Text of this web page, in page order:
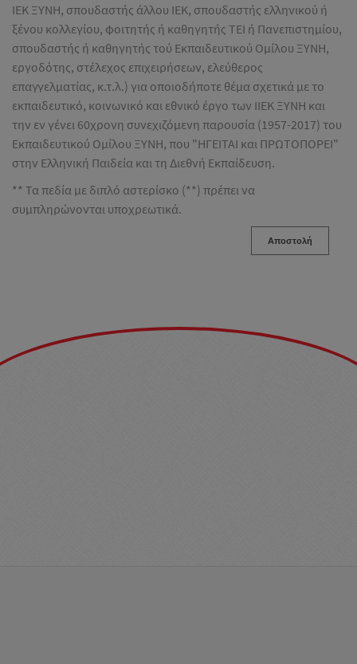
ΙΕΚ ΞΥΝΗ, σπουδαστής άλλου ΙΕΚ, σπουδαστής ελληνικού ή
ξένου κολλεγίου, φοιτητής ή καθηγητής ΤΕΙ ή Πανεπιστημίου,
σπουδαστής ή καθηγητής τού Εκπαιδευτικού Ομίλου ΞΥΝΗ,
εργοδότης, στέλεχος επιχειρήσεων, ελεύθερος
επαγγελματίας, κ.τ.λ.) για οποιοδήποτε θέμα σχετικά με το
εκπαιδευτικό, κοινωνικό και εθνικό έργο των ΙΙΕΚ ΞΥΝΗ και
την εν γένει 60χρονη συνεχιζόμενη παρουσία (1957-2017) του
Εκπαιδευτικού Ομίλου ΞΥΝΗ, που "ΗΓΕΙΤΑΙ και ΠΡΩΤΟΠΟΡΕΙ"
στην Ελληνική Παιδεία και τη Διεθνή Εκπαίδευση.
** Τα πεδία με διπλό αστερίσκο (**) πρέπει να
συμπληρώνονται υποχρεωτικά.